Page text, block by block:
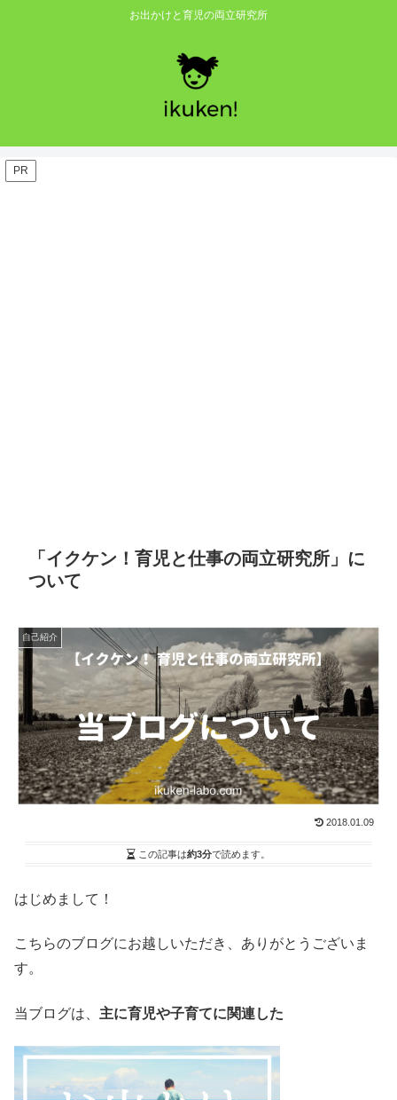
お出かけと育児の両立研究所
PR
「イクケン！育児と仕事の両立研究所」に
ついて
自己紹介
2018.01.09
この記事は約3分で読めます。
はじめまして！
こちらのブログにお越しいただき、ありがとうございま
す。
当ブログは、 主に育児や子育てに関連した